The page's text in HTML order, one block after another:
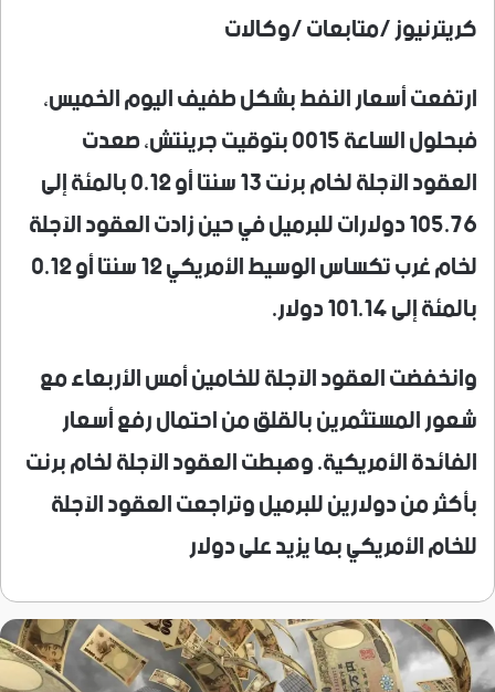
كريترنيوز /متابعات /وكالات
ارتفعت أسعار النفط بشكل طفيف اليوم ​الخميس،
فبحلول الساعة 0015 بتوقيت جرينتش، صعدت
العقود الآجلة لخام برنت 13 سنتا أو 0.12 بالمئة إلى
105.76 دولارات ⁠للبرميل في حين زادت العقود الآجلة
لخام غرب تكساس الوسيط الأمريكي 12 سنتا أو 0.12
بالمئة إلى 101.14 دولار.
وانخفضت العقود الآجلة للخامين أمس الأربعاء مع
شعور المستثمرين ‌بالقلق من احتمال رفع أسعار
الفائدة الأمريكية. وهبطت العقود الآجلة لخام برنت
بأكثر من دولارين للبرميل وتراجعت العقود الآجلة
‌للخام الأمريكي بما يزيد على دولار